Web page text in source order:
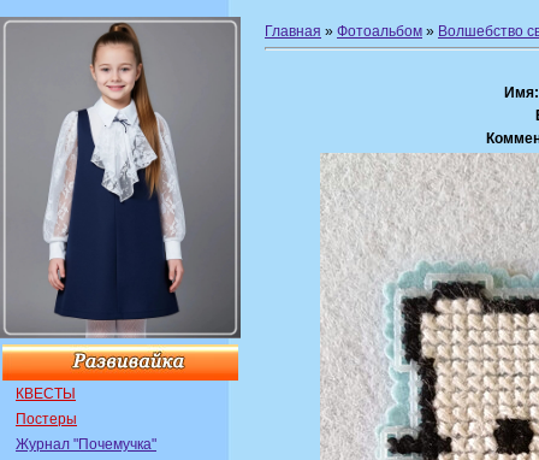
КВЕСТЫ
Постеры
Журнал "Почемучка"
Главная » Фотоальбом » Волшебство
Имя: